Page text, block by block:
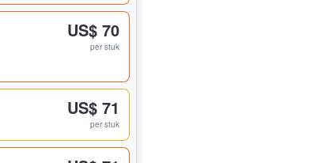
US$ 70
per stuk
US$ 71
per stuk